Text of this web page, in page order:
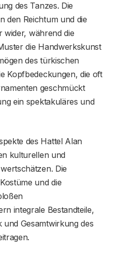
des Tanzes. Die
den Reichtum und die
wider, während die
die Handwerkskunst
des türkischen
Kopfbedeckungen, die oft
geschmückt
ein spektakuläres und
des Hattel Alan
kulturellen und
Die
und die
integrale Bestandteile,
Gesamtwirkung des